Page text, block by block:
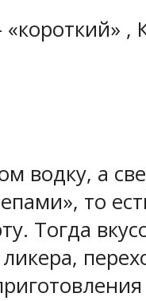
,
водку, а
то
Тогда